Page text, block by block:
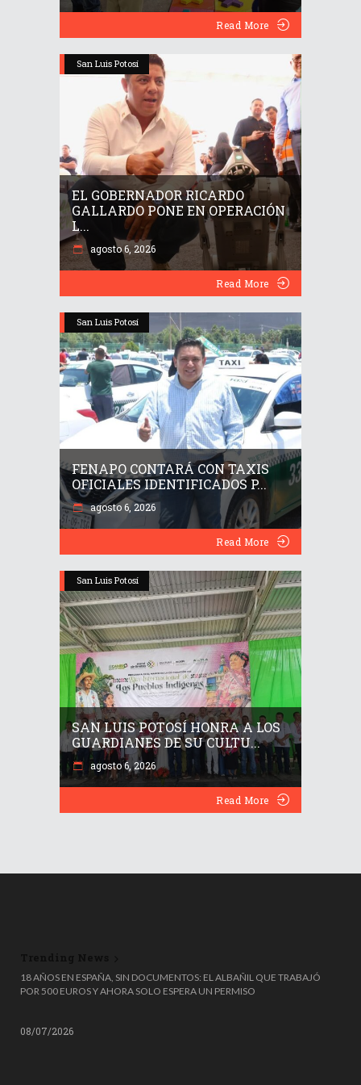
Read More
San Luis Potosí
EL GOBERNADOR RICARDO
GALLARDO PONE EN OPERACIÓN
L...
agosto 6, 2026
Read More
San Luis Potosí
FENAPO CONTARÁ CON TAXIS
OFICIALES IDENTIFICADOS P...
agosto 6, 2026
Read More
San Luis Potosí
SAN LUIS POTOSÍ HONRA A LOS
GUARDIANES DE SU CULTU...
agosto 6, 2026
Read More
🎟️🗑️ ¡TIRÓ UN MILLÓN DE EUROS A LA BASURA… Y LO RECUPERÓ DE
MILAGRO! 😱
08/07/2026